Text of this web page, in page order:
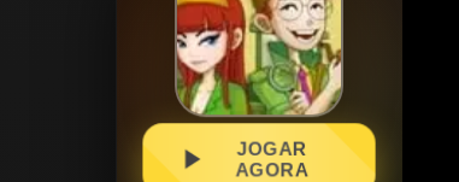
JOGAR
AGORA